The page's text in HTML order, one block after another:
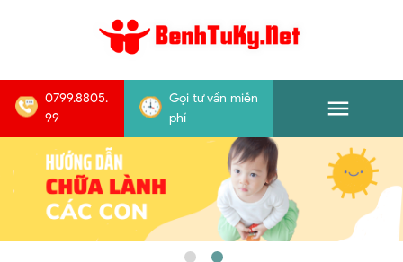
0799.8805.
99
Gọi tư vấn miễn
phí